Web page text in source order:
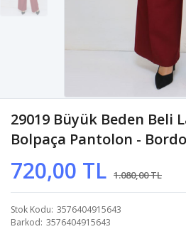
29019 Büyük Beden Beli
Bolpaça Pantolon - Bordo
720,00 TL 1.080,00 TL
Stok Kodu 3576404915643
Barkod 3576404915643